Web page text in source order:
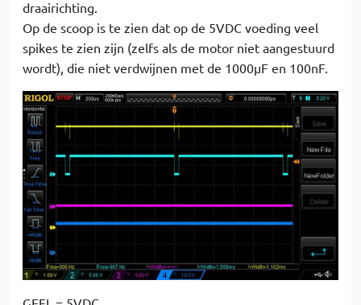
draairichting.
Op de scoop is te zien dat op de 5VDC voeding veel
spikes te zien zijn (zelfs als de motor niet aangestuurd
wordt), die niet verdwijnen met de 1000µF en 100nF.